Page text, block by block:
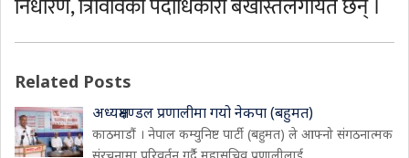
निर्धारण, त्रिविविका पदाधिकारी बर्खास्तलगायत छन् ।
Related Posts
अध्यक्षमण्डल प्रणालीमा गयो नेकपा (बहुमत)
काठमाडौं । नेपाल कम्युनिष्ट पार्टी (बहुमत) ले आफ्नो संगठनात्मक